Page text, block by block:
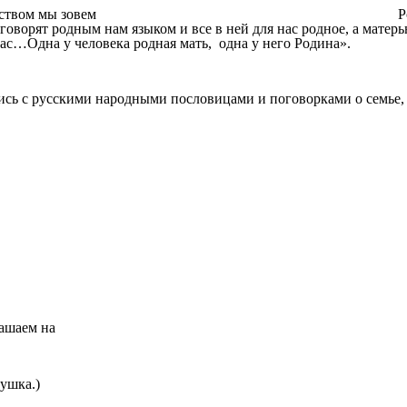
«Отечеством мы зовем Россию
родным нам языком и все в ней для нас родное, а
у человека родная мать, одна у него Родина».
с русскими народными пословицами и поговорками о
на